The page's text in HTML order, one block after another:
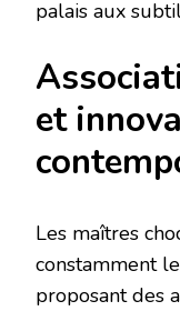
palais aux
et
Les maîtres
constamment
proposant des